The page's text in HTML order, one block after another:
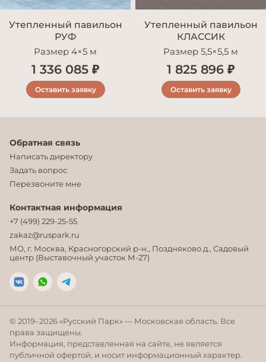
Утепленный павильон
РУФ
Размер 4×5 м
1 336 085 ₽
Оставить заявку
Утепленный павильон
КЛАССИК
Размер 5,5×5,5 м
1 825 896 ₽
Оставить заявку
Обратная связь
Написать директору
Задать вопрос
Перезвоните мне
Контактная информация
+7 (499) 229-25-55
zakaz@ruspark.ru
МО, г. Москва, Красногорский р-н., Поздняково д., Садовый
центр (Выставочный участок М-27)
© 2019–2026 «Русский Парк» — Московская область. Все
права защищены.
Информация, представленная на сайте, не является
публичной офертой, и носит информационный характер.